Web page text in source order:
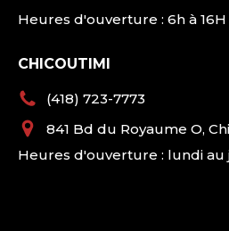
Heures d'ouverture : 6h à 16H
CHICOUTIMI
(418) 723-7773
841 Bd du Royaume O,
Heures d'ouverture : lundi au